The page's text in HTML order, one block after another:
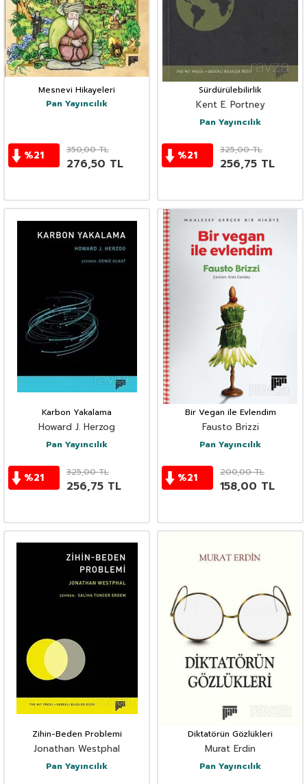
Mesnevi Hikayeleri
Pan Yayıncılık
%21 350,00TL
276,50 TL
Sürdürülebilirlik
Kent E. Portney
Pan Yayıncılık
%21 325,00TL
256,75 TL
Karbon Yakalama
Howard J. Herzog
Pan Yayıncılık
%21 325,00TL
256,75 TL
Bir Vegan ile Evlendim
Fausto Brizzi
Pan Yayıncılık
%21 200,00TL
158,00 TL
Zihin-Beden Problemi
Jonathan Westphal
Pan Yayıncılık
Diktatörün Gözlükleri
Murat Erdin
Pan Yayıncılık